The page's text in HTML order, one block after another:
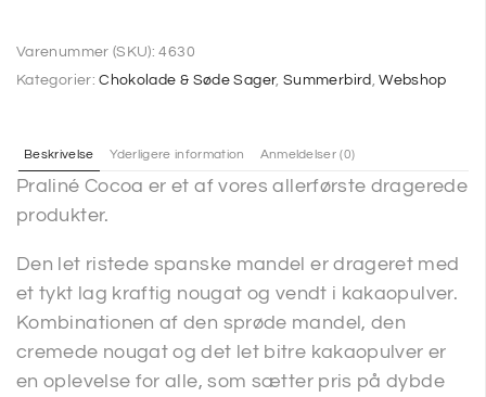
Varenummer (SKU):4630
Kategorier:Chokolade & Søde Sager, Summerbird ,Webshop
Beskrivelse Yderligere information Anmeldelser (0)
Praliné Cocoa er et af vores allerførste dragerede
produkter.
Den let ristede spanske mandel er drageret med
et tykt lag kraftig nougat og vendt i kakaopulver.
Kombinationen af den sprøde mandel, den
cremede nougat og det let bitre kakaopulver er
en oplevelse for alle, som sætter pris på dybde